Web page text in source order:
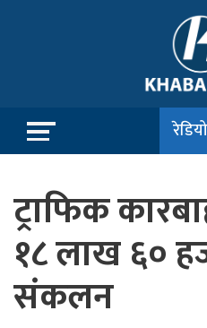
रेडियो
ट्राफिक
१८ लाख ६०
संकलन